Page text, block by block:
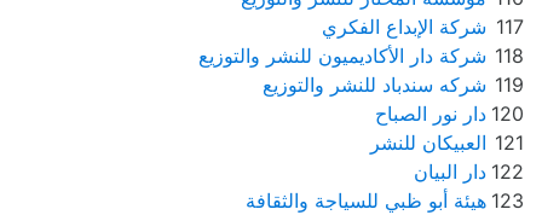
117 شركة الإبداع الفكري
118 شركة دار الأكاديميون للنشر والتوزيع
119 شركه سندباد للنشر والتوزيع
120 دار نور الصباح
121 العبيكان للنشر
122 دار البيان
123 هيئة أبو ظبي للسياجة والثقافة